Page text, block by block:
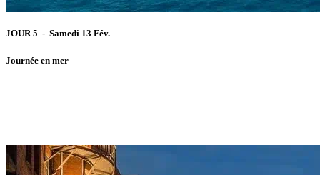
JOUR 5 - Samedi 13 Fév.
Journée en mer